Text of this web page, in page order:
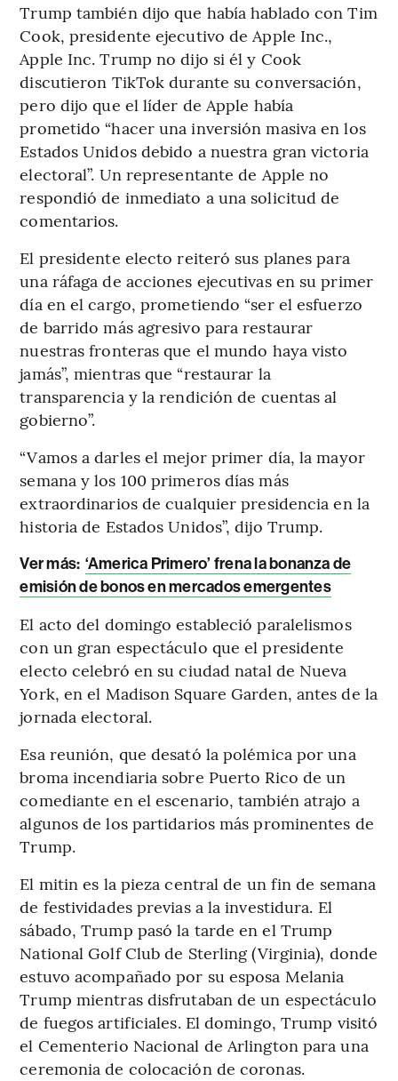
Trump también dijo que había hablado con Tim
Cook, presidente ejecutivo de Apple Inc.,
Apple Inc. Trump no dijo si él y Cook
discutieron TikTok durante su conversación,
pero dijo que el líder de Apple había
prometido “hacer una inversión masiva en los
Estados Unidos debido a nuestra gran victoria
electoral”. Un representante de Apple no
respondió de inmediato a una solicitud de
comentarios.
El presidente electo reiteró sus planes para
una ráfaga de acciones ejecutivas en su primer
día en el cargo, prometiendo “ser el esfuerzo
de barrido más agresivo para restaurar
nuestras fronteras que el mundo haya visto
jamás”, mientras que “restaurar la
transparencia y la rendición de cuentas al
gobierno”.
“Vamos a darles el mejor primer día, la mayor
semana y los 100 primeros días más
extraordinarios de cualquier presidencia en la
historia de Estados Unidos”, dijo Trump.
Ver más: ‘America Primero’ frena la bonanza de
emisión de bonos en mercados emergentes
El acto del domingo estableció paralelismos
con un gran espectáculo que el presidente
electo celebró en su ciudad natal de Nueva
York, en el Madison Square Garden, antes de la
jornada electoral.
Esa reunión, que desató la polémica por una
broma incendiaria sobre Puerto Rico de un
comediante en el escenario, también atrajo a
algunos de los partidarios más prominentes de
Trump.
El mitin es la pieza central de un fin de semana
de festividades previas a la investidura. El
sábado, Trump pasó la tarde en el Trump
National Golf Club de Sterling (Virginia), donde
estuvo acompañado por su esposa Melania
Trump mientras disfrutaban de un espectáculo
de fuegos artificiales. El domingo, Trump visitó
el Cementerio Nacional de Arlington para una
ceremonia de colocación de coronas.